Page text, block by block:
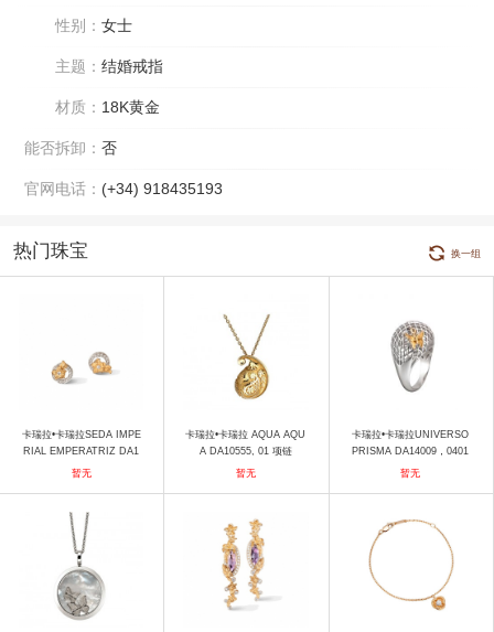
性别： 女士
主题： 结婚戒指
材质： 18K黄金
能否拆卸： 否
官网电话： (+34) 918435193
热门珠宝 换一组
卡瑞拉•卡瑞拉SEDA IMPE
RIAL EMPERATRIZ DA1
3652，030101 耳饰
暂无
卡瑞拉•卡瑞拉 AQUA AQU
A DA10555, 01 项链
暂无
卡瑞拉•卡瑞拉UNIVERSO
PRISMA DA14009，0401
01 戒指
暂无